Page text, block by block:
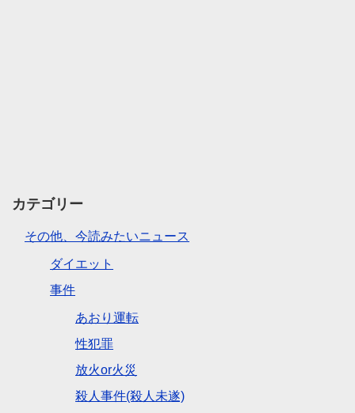
カテゴリー
その他、今読みたいニュース
ダイエット
事件
あおり運転
性犯罪
放火or火災
殺人事件(殺人未遂)